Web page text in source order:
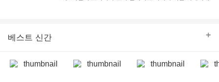
베스트 신간 +